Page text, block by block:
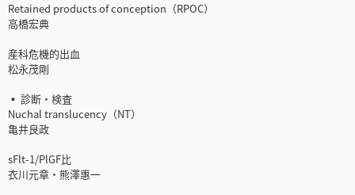
Retained products of conception（RPOC）
高橋宏典
産科危機的出血
松永茂剛
▪ 診断・検査
Nuchal translucency（NT）
亀井良政
sFlt-1/PlGF比
衣川元章・熊澤惠一